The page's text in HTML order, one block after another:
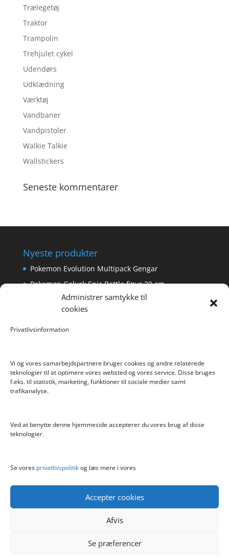
Administrer samtykke til
cookies
Privatlivsinformation
Vi og vores samarbejdspartnere bruger cookies og andre relaterede
teknologier til at optimere vores websted og vores service. Disse bruges
f.eks. til statistik, marketing, funktioner til sociale medier samt
trafikanalyse.
Ved at benytte denne hjemmeside accepterer du vores brug af disse
teknologier.
Se vores privatlivspolitikog læs mere i vores
Accepter cookies
Afvis
Se præferencer
Trælegetøj
Traktor
Trampolin
Trehjulet cykel
Udendørs
Udklædning
Værktøj
Vandbaner
Vandpistoler
Walkie Talkie
Wallstickers
Seneste kommentarer
Nyeste produkter
Pokemon Evolution Multipack Gengar
Pokemon Golurk Epic Battle figur 30 cm
Scalextric Digital -Easyfit Digital Plug
Care Bear Love-A-Lot ECO Bamse 36cm
Bratz Stylin Dukke Cloe
Info
Kontakt
Privatlivspolitik